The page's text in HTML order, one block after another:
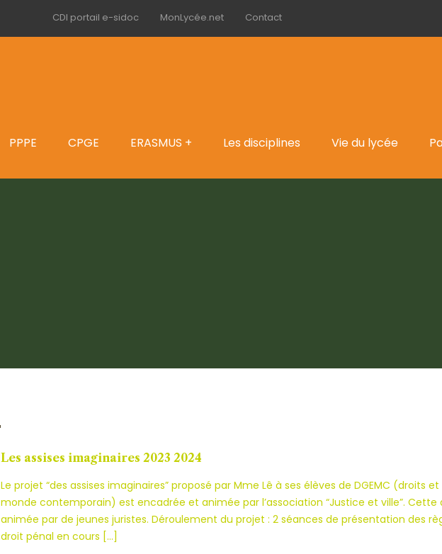
CDI portail e-sidoc MonLycée.net Contact
PPPE CPGE ERASMUS + Les disciplines Vie du lycée
Les assises imaginaires 2023 2024
Le projet “des assises imaginaires” proposé par Mme Lê à ses élèves de DGEMC (droits
monde contemporain) est encadrée et animée par l’association “Justice et ville”. Cette
animée par de jeunes juristes. Déroulement du projet : 2 séances de présentation des
droit pénal en cours […]